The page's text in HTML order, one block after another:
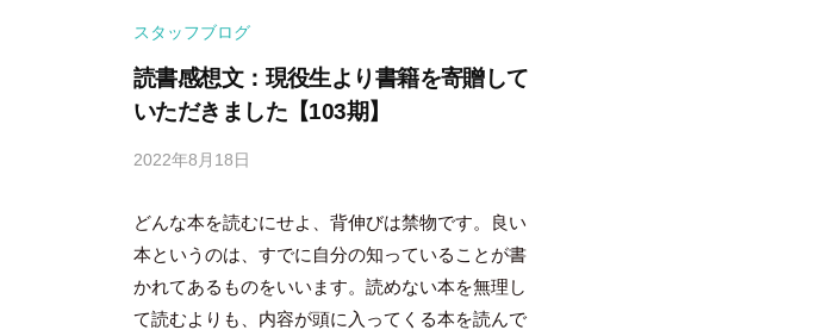
スタッフブログ
読書感想文：現役生より書籍を寄贈して
いただきました【103期】
2022年8月18日
隅
田
智
尋
どんな本を読むにせよ、背伸びは禁物です。良い
本というのは、すでに自分の知っていることが書
かれてあるものをいいます。読めない本を無理し
て読むよりも、内容が頭に入ってくる本を読んで